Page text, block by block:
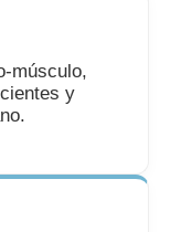
músculo,
y